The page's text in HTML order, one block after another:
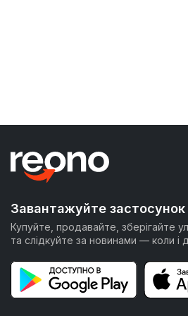
Завантажуйте застосунок
Купуйте, продавайте, зберігайте
та слідкуйте за новинами — коли і